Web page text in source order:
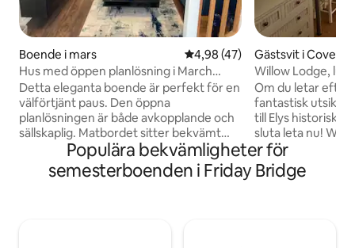
Boende i mars 4,98 av 5 i genomsnittligt
4,98 (47)
Hus med öppen planlösning i March
Cambs
Detta eleganta boende är perfekt för en
välförtjänt paus. Den öppna
planlösningen är både avkopplande och
sällskaplig. Matbordet sitter bekvämt
komfort. Rymligt kök i öppen planlösning
leder till trädgård och badrum på
Gästsvit i
Willow Lodge,
nära Ely!
Om du letar efter
fantastisk utsikt
till Elys historiska
sluta leta nu!
hektar trädgård
däckområde och
till ditt
Populära bekvämligheter för
semesterboenden i Friday Bridge